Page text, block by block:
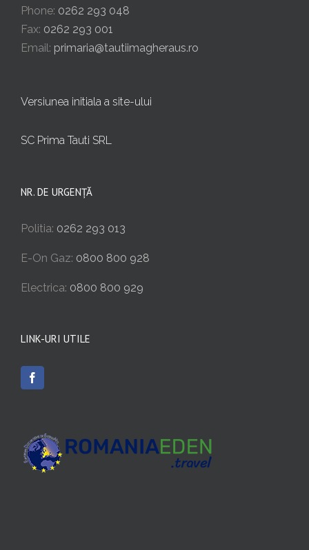
Phone: 0262 293 048
Fax: 0262 293 001
Email: primaria@tautiimagheraus.ro
Versiunea initiala a site-ului
SC Prima Tauti SRL
NR. DE URGENȚĂ
Politia: 0262 293 013
E-On Gaz: 0800 800 928
Electrica: 0800 800 929
LINK-URI UTILE